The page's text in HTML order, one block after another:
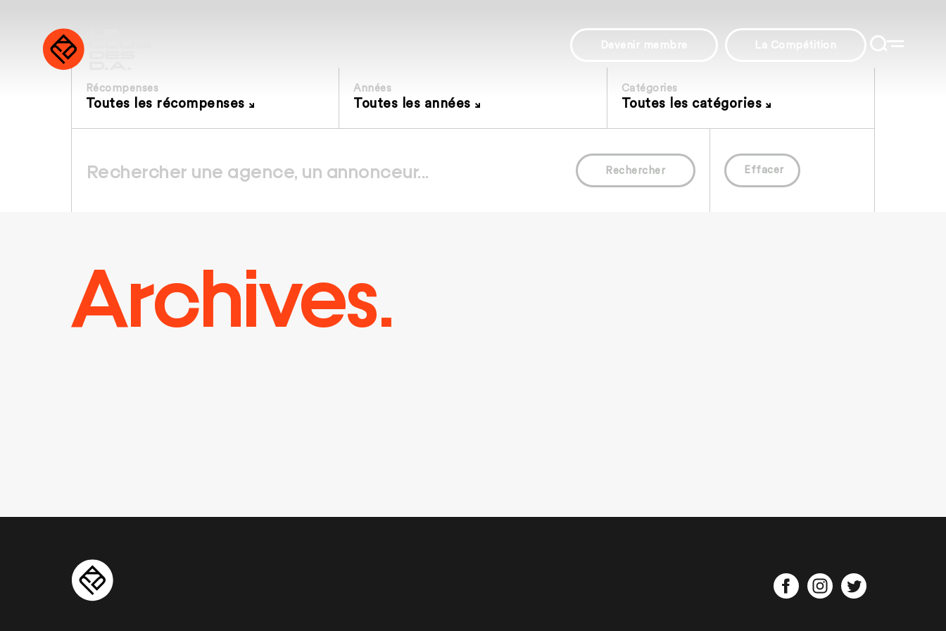
Devenir membre La Compétition
Récompenses
Toutes les récompenses
Années
Toutes les années
Catégories
Toutes les catégories
Rechercher Effacer
Archives.